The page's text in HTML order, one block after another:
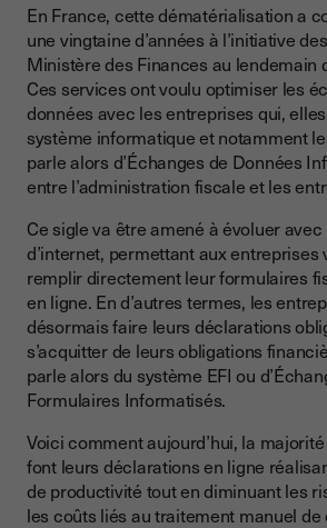
En France, cette dématérialisation a
une vingtaine d’années à l’initiative
Ministère des Finances au lendemain
Ces services ont voulu optimiser les
données avec les entreprises qui,
système informatique et notamment
parle alors d’Échanges de Données
entre l’administration fiscale et les
Ce sigle va être amené à évoluer avec
d’internet, permettant aux entreprises
remplir directement leur formulaires
en ligne. En d’autres termes, les
désormais faire leurs déclarations
s’acquitter de leurs obligations
parle alors du système EFI ou
Formulaires Informatisés.
Voici comment aujourd’hui, la
font leurs déclarations en ligne
de productivité tout en diminuant les
les coûts liés au traitement manuel de